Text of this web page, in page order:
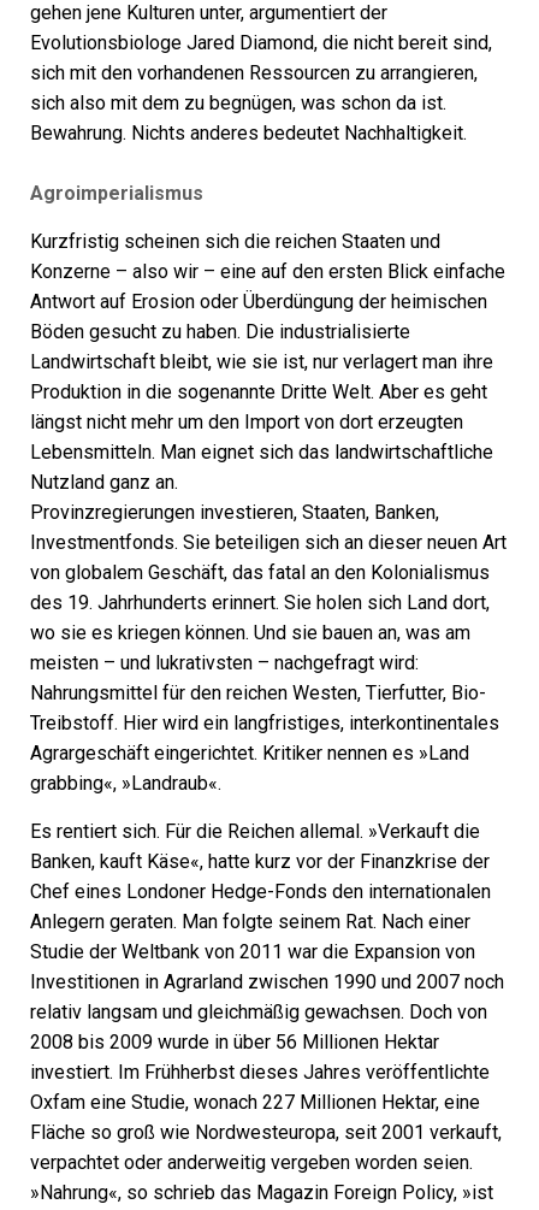
gehen jene Kulturen unter, argumentiert der
Evolutionsbiologe Jared ­Diamond, die nicht bereit sind,
sich mit den vorhandenen Ressourcen zu arrangieren,
sich also mit dem zu begnügen, was schon da ist.
Bewahrung. Nichts anderes bedeutet Nachhaltigkeit.
Agroimperialismus
Kurzfristig scheinen sich die reichen Staaten und
Konzerne – also wir – eine auf den ersten Blick einfache
Antwort auf Erosion oder Überdüngung der heimischen
Böden gesucht zu haben. Die industrialisierte
Landwirtschaft bleibt, wie sie ist, nur verlagert man ihre
Produktion in die sogenannte Dritte Welt. Aber es geht
längst nicht mehr um den Import von dort erzeugten
Lebensmitteln. Man eignet sich das landwirtschaftliche
Nutzland ganz an.
Provinzregierungen investieren, Staaten, Banken,
Investmentfonds. Sie beteiligen sich an dieser neuen Art
von globalem Geschäft, das fatal an den Kolonialismus
des 19. Jahrhunderts erinnert. Sie holen sich Land dort,
wo sie es kriegen können. Und sie bauen an, was am
meisten – und lukrativsten – nachgefragt wird:
Nahrungsmittel für den reichen Westen, Tierfutter, Bio-
Treibstoff. Hier wird ein langfristiges, interkontinentales
Agrargeschäft eingerichtet. Kritiker nennen es »Land
grabbing«, »Landraub«.
Es rentiert sich. Für die Reichen allemal. »Verkauft die
Banken, kauft Käse«, hatte kurz vor der Finanzkrise der
Chef eines Londoner Hedge-Fonds den internationalen
Anlegern geraten. Man folgte seinem Rat. Nach einer
Studie der Weltbank von 2011 war die Expansion von
Investitionen in Agrarland zwischen 1990 und 2007 noch
relativ langsam und gleichmäßig gewachsen. Doch von
2008 bis 2009 wurde in über 56 Millionen Hektar
investiert. Im Frühherbst dieses Jahres veröffentlichte
Oxfam eine Studie, wonach 227 Millionen Hektar, eine
Fläche so groß wie Nordwesteuropa, seit 2001 verkauft,
verpachtet oder anderweitig vergeben worden seien.
»Nahrung«, so schrieb das Magazin Foreign Policy, »ist